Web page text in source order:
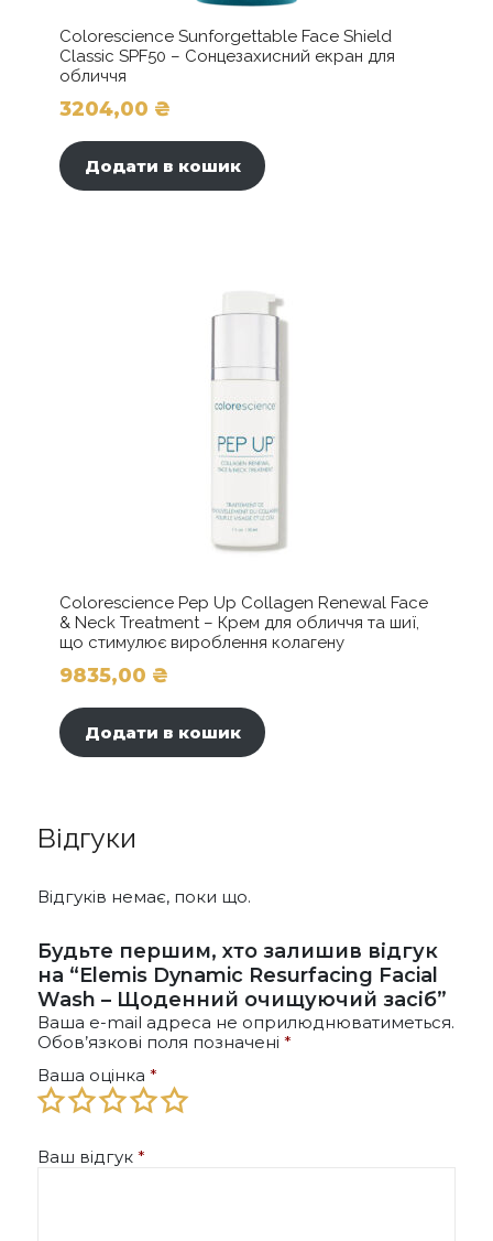
Colorescience Sunforgettable Face Shield
Classic SPF50 – Сонцезахисний екран для
обличчя
3204,00 ₴
Додати в кошик
Colorescience Pep Up Collagen Renewal Face
& Neck Treatment – Крем для обличчя та шиї,
що стимулює вироблення колагену
9835,00 ₴
Додати в кошик
Відгуки
Відгуків немає, поки що.
Будьте першим, хто залишив відгук
на “Elemis Dynamic Resurfacing Facial
Wash – Щоденний очищуючий засіб”
Ваша e-mail адреса не оприлюднюватиметься.
Обов’язкові поля позначені *
Ваша оцінка *
Ваш відгук *